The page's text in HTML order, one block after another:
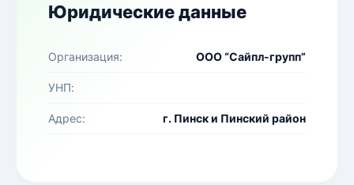
Юридические данные
Организация: ООО “Сайпл-групп”
УНП:
Адрес: г. Пинск и Пинский район